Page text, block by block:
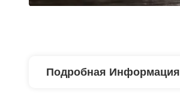
Подробная Информация